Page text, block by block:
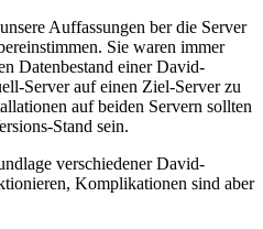
Auffassungen ber die Server
Sie waren immer
Datenbestand einer David-
Server auf einen Ziel-Server zu
auf beiden Servern sollten
Stand sein.
verschiedener David-
Komplikationen sind aber